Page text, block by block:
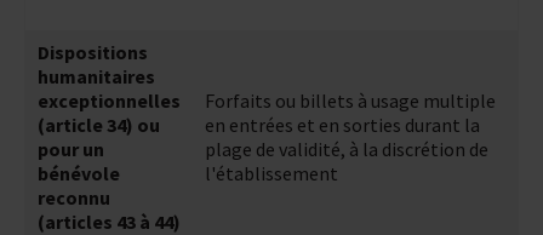
Dispositions
humanitaires
exceptionnelles
(article 34) ou
pour un
bénévole
reconnu
(articles 43 à 44)
Forfaits ou billets à usage multiple
en entrées et en sorties durant la
plage de validité, à la discrétion de
l'établissement